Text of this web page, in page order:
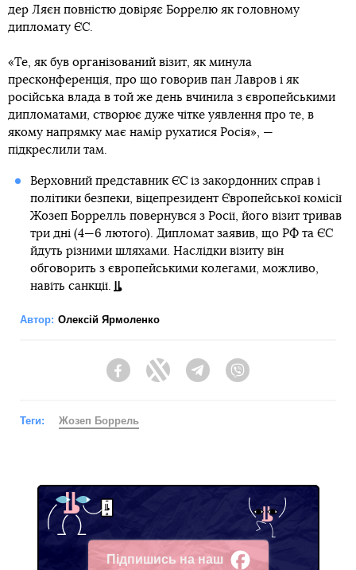
дер Ляєн повністю довіряє Боррелю як головному
дипломату ЄС.
«Те, як був організований візит, як минула
пресконференція, про що говорив пан Лавров і як
російська влада в той же день вчинила з європейськими
дипломатами, створює дуже чітке уявлення про те, в
якому напрямку має намір рухатися Росія», —
підкреслили там.
Верховний представник ЄС із закордонних справ і
політики безпеки, віцепрезидент Європейської комісії
Жозеп Боррелль повернувся з Росії, його візит тривав
три дні (4—6 лютого). Дипломат заявив, що РФ та ЄС
йдуть різними шляхами. Наслідки візиту він
обговорить з європейськими колегами, можливо,
навіть санкції.
Автор: Олексій Ярмоленко
FacebookTwitter Telegram
Теги: Жозеп Боррель
Підпишись на наш